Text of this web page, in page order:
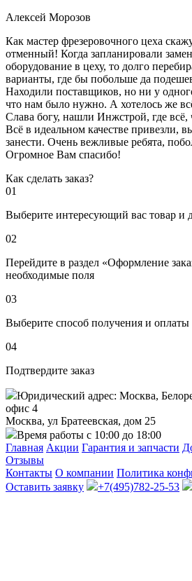
Алексей Морозов
Как мастер фрезеровочного цеха
отменный! Когда запланировали
оборудование в цеху, то долго
варианты, где бы побольше да
Находили поставщиков, но ни у
что нам было нужно. А хотелось же
Слава богу, нашли Инжстрой, где всё,
Всё в идеальном качестве привезли,
занести. Очень вежливые ребята,
Огромное Вам спасибо!
Как сделать заказ?
01
Выберите интересующий вас товар и
02
Перейдите в раздел «Оформление
необходимые поля
03
Выберите способ получения и оплаты
04
Подтвердите заказ
Юридический адрес: Москва,
офис 4
Москва, ул Братеевская, дом 25
Время работы с 10:00 до 18:00
Главная Акции Гарантия и запчасти
Отзывы
Контакты О компании Политика
Оставить заявку
+7(495)782-25-53